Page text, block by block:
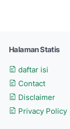
Halaman Statis
daftar isi
Contact
Disclaimer
Privacy Policy